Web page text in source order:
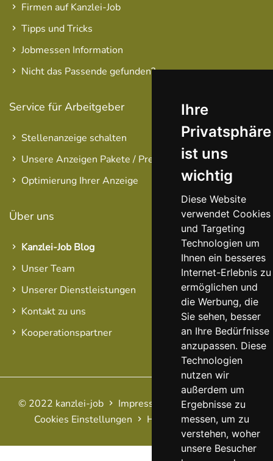
Ihre
Privatsphäre
ist uns
wichtig
Diese Website
verwendet Cookies
und Targeting
Technologien um
Ihnen ein besseres
Internet-Erlebnis zu
ermöglichen und
die Werbung, die
Sie sehen, besser
an Ihre Bedürfnisse
anzupassen. Diese
Technologien
nutzen wir
außerdem um
Ergebnisse zu
messen, um zu
verstehen, woher
unsere Besucher
Firmen auf Kanzlei-Job
Tipps und Tricks
Jobmessen Information
Nicht das Passende gefunden?
Service für Arbeitgeber
Stellenanzeige schalten
Unsere Anzeigen Pakete / Preise
Optimierung Ihrer Anzeige
Über uns
Kanzlei-Job Blog
Unser Team
Unserer Dienstleistungen
Kontakt zu uns
Kooperationspartner
© 2022 kanzlei-job Impressum AGB
Datenschutz
Cookies Einstellungen
Haftungsausschluss FAQ